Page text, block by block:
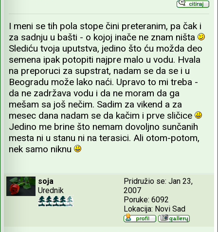
I meni se tih pola stope čini preteranim, pa čak i
za sadnju u bašti - o kojoj inače ne znam ništa
Slediću tvoja uputstva, jedino što ću možda deo
semena ipak potopiti najpre malo u vodu. Hvala
na preporuci za supstrat, nadam se da se i u
Beogradu može lako naći. Upravo to mi treba -
da ne zadržava vodu i da ne moram da ga
mešam sa još nečim. Sadim za vikend a za
mesec dana nadam se da kačim i prve sličice
Jedino me brine što nemam dovoljno sunčanih
mesta ni u stanu ni na terasici. Ali otom-potom,
nek samo niknu
soja
Urednik
Pridružio se: Jan 23,
2007
Poruke: 6092
Lokacija: Novi Sad